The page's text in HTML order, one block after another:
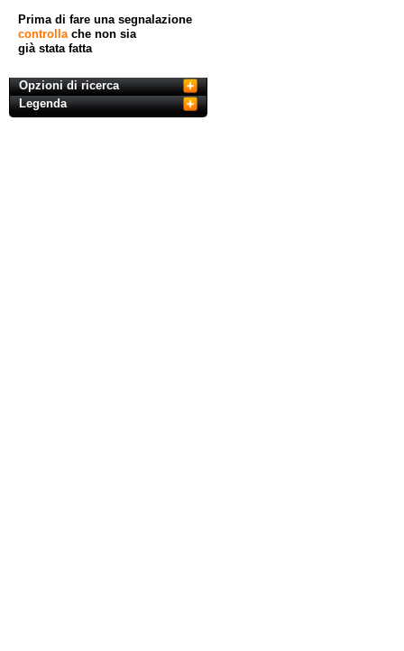
Prima di fare una segnalazione
controllache non sia
già stata fatta
Opzioni di ricerca
Legenda